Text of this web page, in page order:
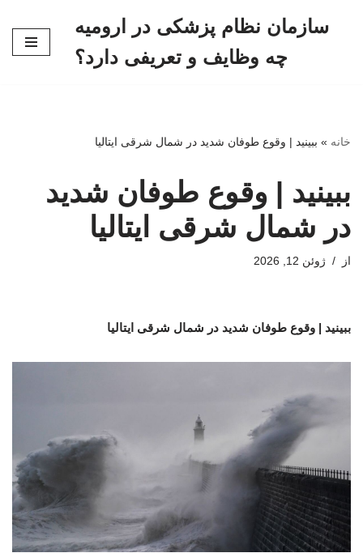
سازمان نظام پزشکی در ارومیه
چه وظایف و تعریفی دارد؟
خانه » ببینید | وقوع طوفان شدید در شمال شرقی ایتالیا
ببینید | وقوع طوفان شدید
در شمال شرقی ایتالیا
از ژوئن 12, 2026
ببینید | وقوع طوفان شدید در شمال شرقی ایتالیا